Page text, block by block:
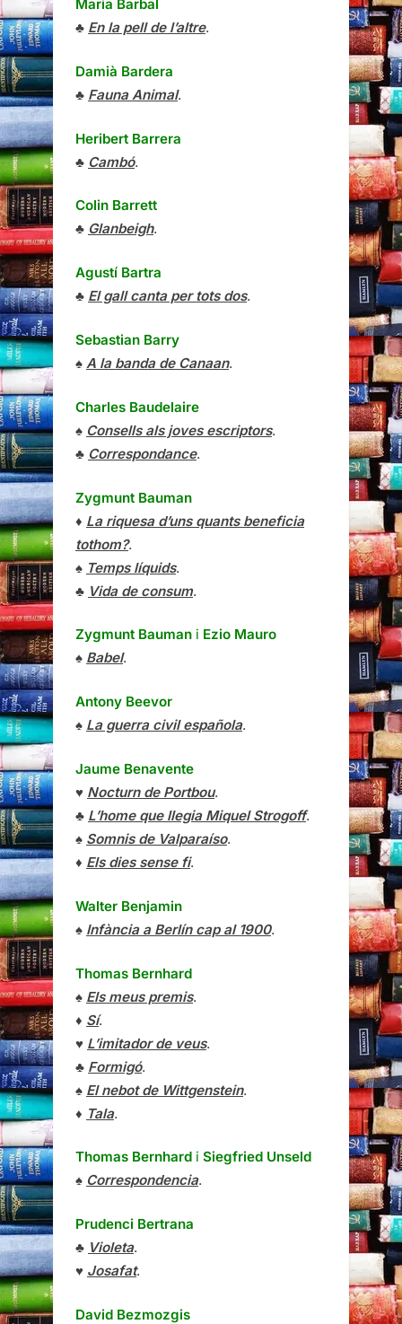
Maria Barbal
♣ En la pell de l’altre.
Damià Bardera
♣ Fauna Animal.
Heribert Barrera
♣ Cambó.
Colin Barrett
♣ Glanbeigh.
Agustí Bartra
♣ El gall canta per tots dos.
Sebastian Barry
♠ A la banda de Canaan.
Charles Baudelaire
♠ Consells als joves escriptors.
♣ Correspondance.
Zygmunt Bauman
♦ La riquesa d’uns quants beneficia
tothom?.
♠ Temps líquids.
♣ Vida de consum.
Zygmunt Bauman i Ezio Mauro
♠ Babel.
Antony Beevor
♠ La guerra civil española.
Jaume Benavente
♥ Nocturn de Portbou.
♣ L’home que llegia Miquel Strogoff.
♠ Somnis de Valparaíso.
♦ Els dies sense fi.
Walter Benjamin
♠ Infància a Berlín cap al 1900.
Thomas Bernhard
♠ Els meus premis.
♦ Sí.
♥ L’imitador de veus.
♣ Formigó.
♠ El nebot de Wittgenstein.
♦ Tala.
Thomas Bernhard i Siegfried Unseld
♠ Correspondencia.
Prudenci Bertrana
♣ Violeta.
♥ Josafat.
David Bezmozgis